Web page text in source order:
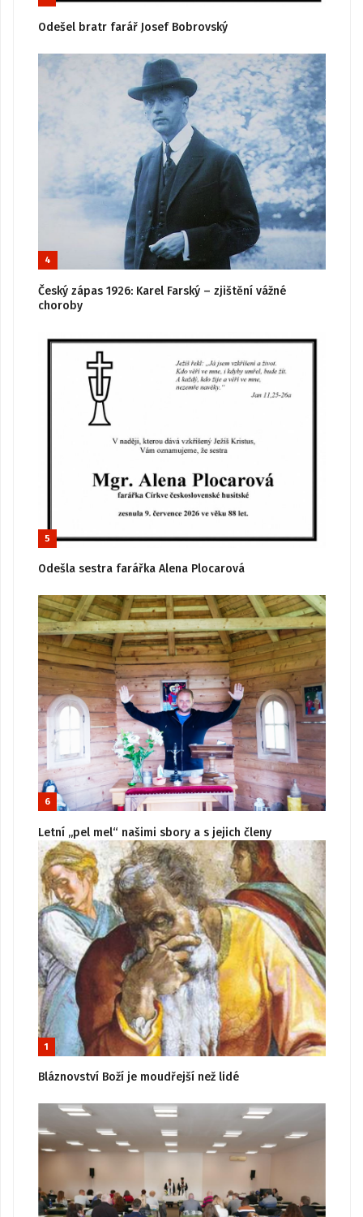
Odešel bratr farář Josef Bobrovský
4
Český zápas 1926: Karel Farský – zjištění vážné
choroby
5
Odešla sestra farářka Alena Plocarová
6
Letní „pel mel“ našimi sbory a s jejich členy
1
Bláznovství Boží je moudřejší než lidé